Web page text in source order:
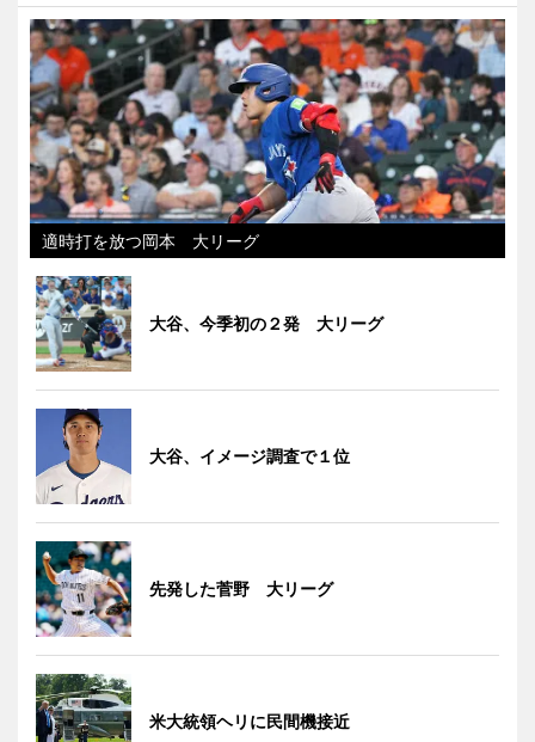
適時打を放つ岡本 大リーグ
大谷、今季初の２発 大リーグ
大谷、イメージ調査で１位
先発した菅野 大リーグ
米大統領ヘリに民間機接近